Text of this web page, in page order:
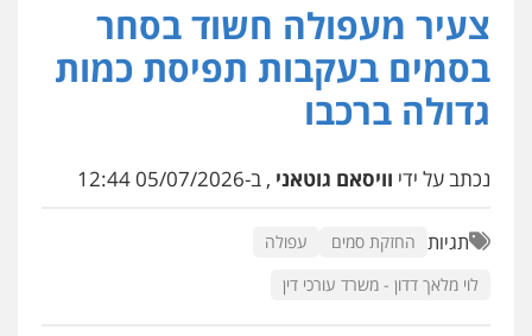
עו"ד איהאב זבידאת
פלילי פשיעה חמורה ארגוני פשע עבירות
המתה עבירות מין
0509930581
פלילי תעבורה
עו"ד אליה חן ברק
צעיר מעפולה חשוד בסחר
בסמים בעקבות תפיסת כמות
גדולה ברכבו
נכתב על ידי וויסאם גוטאני , ב-05/07/2026 12:44
תגיות החזקת סמים
עפולה
לוי מלאך דדון - משרד עורכי דין